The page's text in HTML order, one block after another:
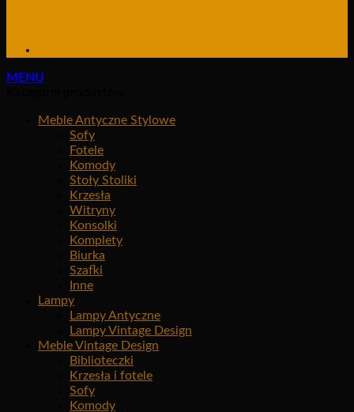
MENU
Meble Antyczne Stylowe
Sofy
Fotele
Komody
Stoły Stoliki
Krzesła
Witryny
Konsolki
Komplety
Biurka
Szafki
Inne
Lampy
Lampy Antyczne
Lampy Vintage Design
Meble Vintage Design
Biblioteczki
Krzesła i fotele
Sofy
Komody